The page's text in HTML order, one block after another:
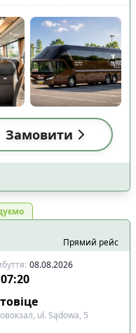
Замовити
Прямий рейс
: 08.08.2026
07:20
ul. Sądowa, 5